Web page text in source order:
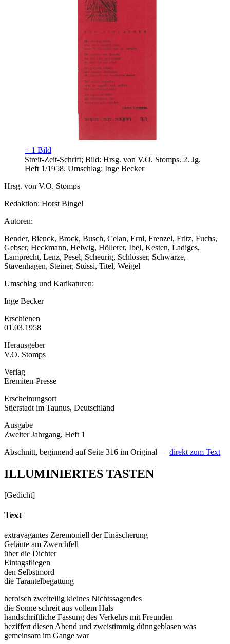
+ 1 Bild
Streit-Zeit-Schrift; Bild: Hrsg. von V.O. Stomps. 2. Jg.
Heft 1/1958. Umschlag: Inge Becker
Hrsg. von V.O. Stomps
Redaktion: Horst Bingel
Autoren:
Bender, Bienck, Brock, Busch, Celan, Erni, Frenzel, Fritz, Fuchs,
Gebser, Heckmann, Helwig, Höllerer, Ibel, Kesten, Ladiges,
Lamprecht, Lenz, Pesel, Scheurig, Schlösser, Schwarze,
Stavenhagen, Steiner, Stüssi, Titel, Weigel
Umschlag und Karikaturen:
Inge Becker
Erschienen
01.03.1958
Herausgeber
V.O. Stomps
Verlag
Eremiten-Presse
Erscheinungsort
Stierstadt im Taunus, Deutschland
Ausgabe
Zweiter Jahrgang, Heft 1
Abschnitt, beginnend auf Seite 316 im Original — direkt zum Text
ILLUMINIERTES TASTEN
[Gedicht]
Text
extravagantes Zeremoniell der Einäscherung
Geläute am Zwerchfell
über die Dichter
Eintagsfliegen
den Selbstmord
die Tarantelbegattung
heroisch zweiteilig kleines Nichtssagendes
die Sonne schreit aus vollem Hals
handschriftliche Fassung des Verkehrs mit Freunden
beziffert diesen Abend und zweistimmig dünngeblasen was
gemeinsam im Gange war